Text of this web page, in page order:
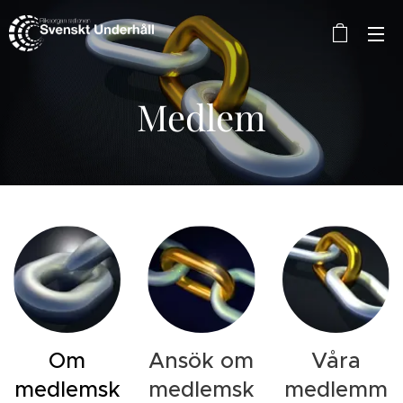
Medlem
Om
medlemsk
Ansök om
medlemsk
Våra
medlemm